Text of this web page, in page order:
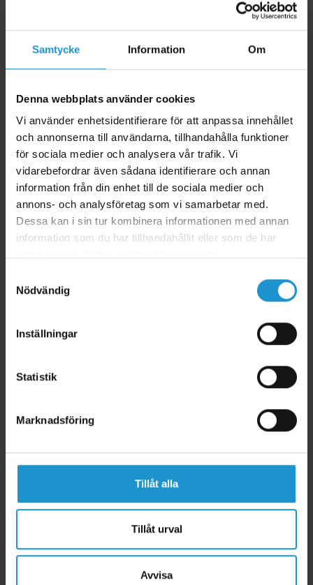
Samtycke Information Om
Denna webbplats använder cookies
Vi använder enhetsidentifierare för att anpassa innehållet
och annonserna till användarna, tillhandahålla funktioner
för sociala medier och analysera vår trafik. Vi
vidarebefordrar även sådana identifierare och annan
information från din enhet till de sociala medier och
annons- och analysföretag som vi samarbetar med.
Dessa kan i sin tur kombinera informationen med annan
information som du har tillhandahållit eller som de har
Nödvändig
Inställningar
Statistik
Marknadsföring
Tillåt alla
Tillåt urval
Avvisa
● Mest lämplig för offentliga miljöer och ytterdörrar
Tänk på:Karmen måste vara minst 4 cm tjock
799 kr Lägg i varukorg
Klämskydd för dörrar
Klämskydd för barn är ett måste på alla dörrar i ett barnsäkert
hem eftersom just klämskador i dörrar är en av de tre
vanligaste orsakerna till skador i det egna hemmet för små
barn. Viktigt att tänka på när man ska klämskydda en dörr är
både framkant och bakkantpå dörren behöver ett